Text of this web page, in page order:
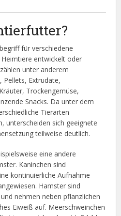
für verschiedene
entwickelt oder
unter anderem
Pellets, Extrudate,
Trockengemüse,
Snacks. Da unter dem
Tierarten
unterscheiden sich geeignete
teilweise deutlich.
eine andere
Kaninchen sind
kontinuierliche Aufnahme
Hamster sind
nehmen neben pflanzlichen
Eiweiß auf. Meerschweinchen